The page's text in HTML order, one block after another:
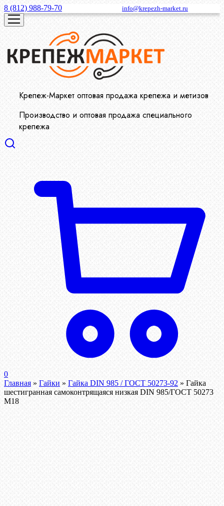
8 (812) 988-79-70 info@krepezh-market.ru
Крепеж-Маркет оптовая продажа крепежа и метизов
Производство и оптовая продажа специального
крепежа
0
Главная » Гайки » Гайка DIN 985 / ГОСТ 50273-92 » Гайка
шестигранная самоконтрящаяся низкая DIN 985/ГОСТ 50273
М18